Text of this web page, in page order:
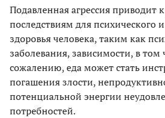
Подавленная агрессия приводит
последствиям для психического
здоровья человека, таким как
заболевания, зависимости, в том
сожалению, еда может стать
погашения злости,
потенциальной энергии
потребностей.